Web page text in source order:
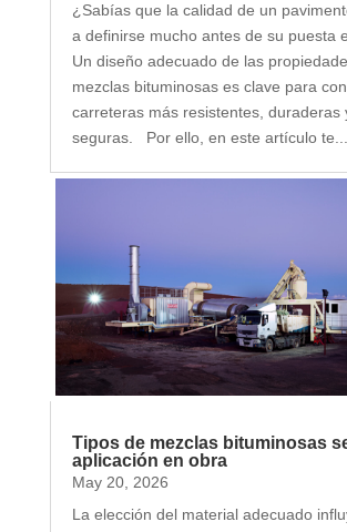
¿Sabías que la calidad de un
a definirse mucho antes de su puesta
Un diseño adecuado de las
mezclas bituminosas es clave para
carreteras más resistentes, duraderas
seguras. Por ello, en este artículo te...
Tipos de mezclas bituminosas
aplicación en obra
May 20, 2026
La elección del material adecuado